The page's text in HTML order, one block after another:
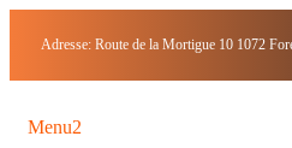
Adresse: Route de la Mortigue 10 1072
Menu2